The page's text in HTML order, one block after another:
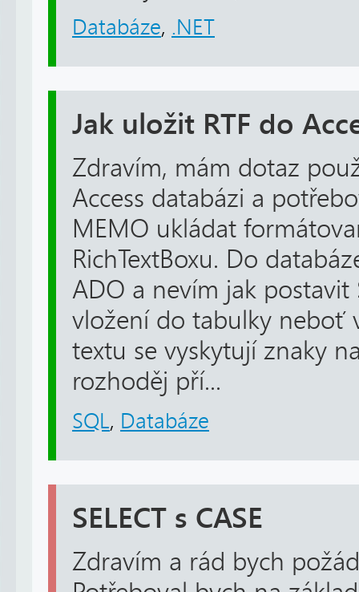
Databáze, .NET
Jak uložit RTF do
Zdravím, mám dotaz
Access databázi a
MEMO ukládat
RichTextBoxu. Do
ADO a nevím jak postavit
vložení do tabulky neboť
textu se vyskytují znaky
rozhoděj pří...
SQL, Databáze
SELECT s CASE
Zdravím a rád bych